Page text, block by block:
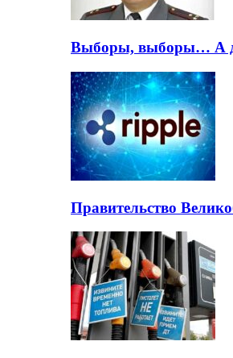
Выборы, выборы… А
Правительство